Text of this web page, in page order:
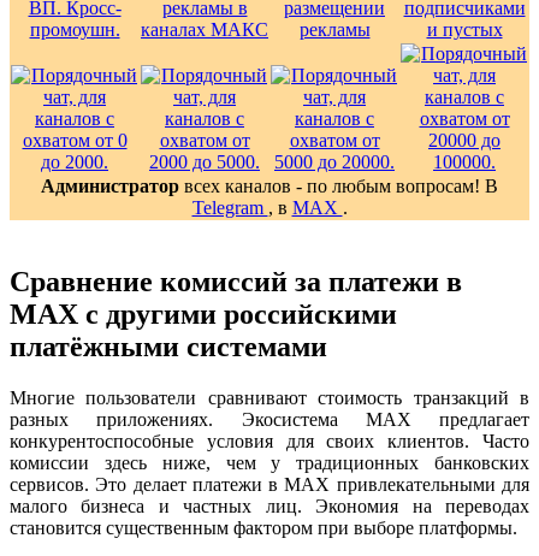
Администратор всех каналов - по любым вопросам! В
Telegram , в MAX .
Сравнение комиссий за платежи в
MAX с другими российскими
платёжными системами
Многие пользователи сравнивают стоимость транзакций в
разных приложениях. Экосистема MAX предлагает
конкурентоспособные условия для своих клиентов. Часто
комиссии здесь ниже, чем у традиционных банковских
сервисов. Это делает платежи в MAX привлекательными для
малого бизнеса и частных лиц. Экономия на переводах
становится существенным фактором при выборе платформы.